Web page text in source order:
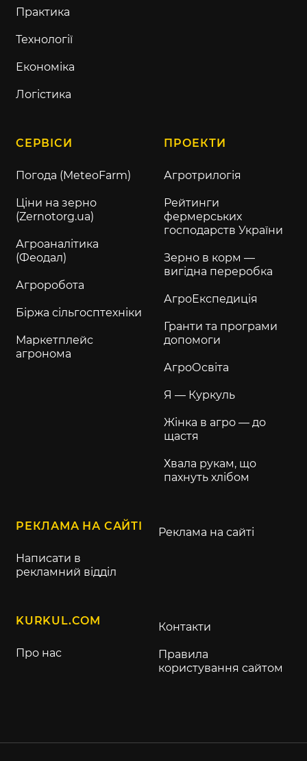
Практика
Технології
Економіка
Логістика
СЕРВІСИ
Погода (MeteoFarm)
Ціни на зерно
(Zernotorg.ua)
Агроаналітика
(Феодал)
Агроробота
Біржа сільгосптехніки
Маркетплейс
агронома
ПРОЕКТИ
Агротрилогія
Рейтинги
фермерських
господарств України
Зерно в корм —
вигідна переробка
АгроЕкспедиція
Гранти та програми
допомоги
АгроОсвіта
Я — Куркуль
Жінка в агро — до
щастя
Хвала рукам, що
пахнуть хлібом
РЕКЛАМА НА САЙТІ
Написати в
рекламний відділ
Реклама на сайті
KURKUL.COM
Про нас
Контакти
Правила
користування сайтом